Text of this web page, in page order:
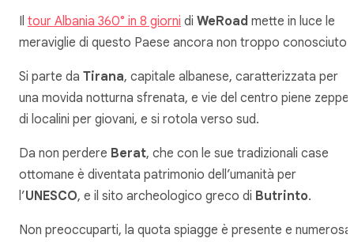
Il tour Albania 360° in 8 giorni di WeRoad mette in luce le
meraviglie di questo Paese ancora non troppo conosciuto.
Si parte da Tirana, capitale albanese, caratterizzata per
una movida notturna sfrenata, e vie del centro piene zeppe
di localini per giovani, e si rotola verso sud.
Da non perdere Berat, che con le sue tradizionali case
ottomane è diventata patrimonio dell’umanità per
l’UNESCO, e il sito archeologico greco di Butrinto.
Non preoccuparti, la quota spiagge è presente e numerosa: